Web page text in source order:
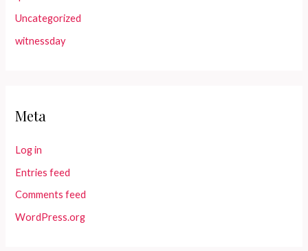
Uncategorized
witnessday
Meta
Log in
Entries feed
Comments feed
WordPress.org